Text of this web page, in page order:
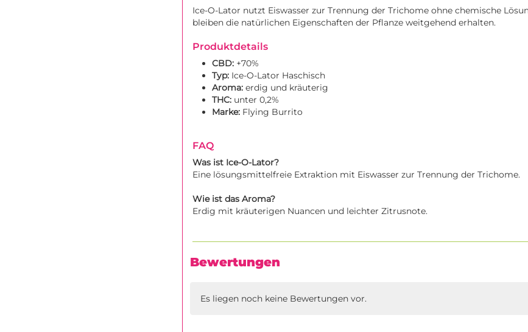
Ice-O-Lator nutzt Eiswasser zur Trennung der Trichome ohne chemische
bleiben die natürlichen Eigenschaften der Pflanze weitgehend erhalten.
Produktdetails
CBD: +70%
Typ: Ice-O-Lator Haschisch
Aroma: erdig und kräuterig
THC: unter 0,2%
Marke: Flying Burrito
FAQ
Was ist Ice-O-Lator?
Eine lösungsmittelfreie Extraktion mit Eiswasser zur Trennung der Trichome.
Wie ist das Aroma?
Erdig mit kräuterigen Nuancen und leichter Zitrusnote.
Bewertungen
Es liegen noch keine Bewertungen vor.